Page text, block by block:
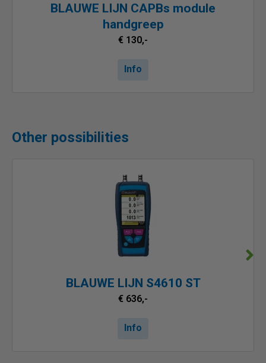
BLAUWE LIJN CAPBs module
handgreep
€ 130,-
Info
Other possibilities
BLAUWE LIJN S4610 ST
€ 636,-
Info